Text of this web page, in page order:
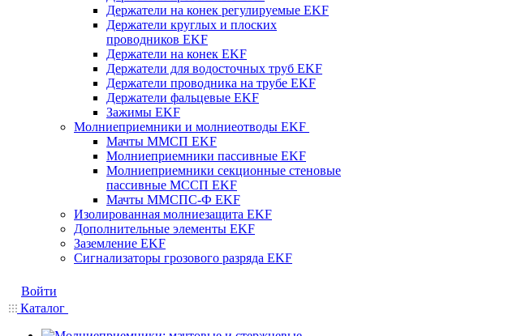
Держатели на конек регулируемые EKF
Держатели круглых и плоских
проводников EKF
Держатели на конек EKF
Держатели для водосточных труб EKF
Держатели проводника на трубе EKF
Держатели фальцевые EKF
Зажимы EKF
Молниеприемники и молниеотводы EKF
Мачты ММСП EKF
Молниеприемники пассивные EKF
Молниеприемники секционные стеновые
пассивные МССП EKF
Мачты ММСПС-Ф EKF
Изолированная молниезащита EKF
Дополнительные элементы EKF
Заземление EKF
Сигнализаторы грозового разряда EKF
Войти
Каталог